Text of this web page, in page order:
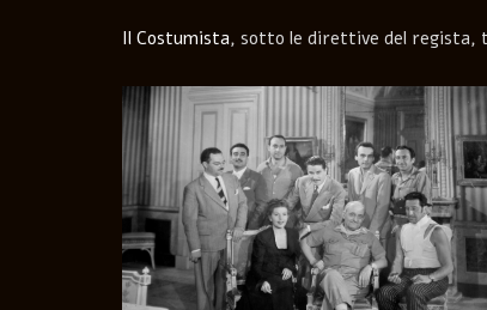
Il Costumista, sotto le direttive del regista,